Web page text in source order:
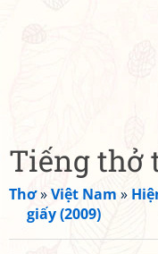
Tiếng thở
Thơ»Việt Nam »
giấy (2009)